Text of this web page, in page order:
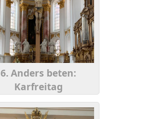
6. Anders beten:
Karfreitag